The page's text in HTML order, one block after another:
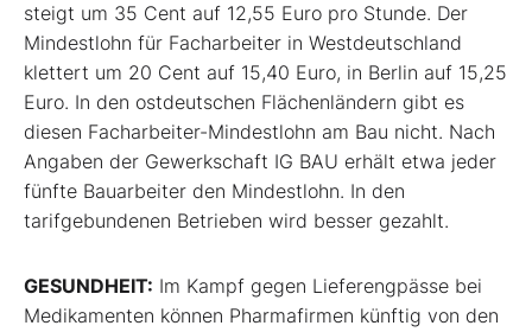
steigt um 35 Cent auf 12,55 Euro pro Stunde. Der
Mindestlohn für Facharbeiter in Westdeutschland
klettert um 20 Cent auf 15,40 Euro, in Berlin auf 15,25
Euro. In den ostdeutschen Flächenländern gibt es
diesen Facharbeiter-Mindestlohn am Bau nicht. Nach
Angaben der Gewerkschaft IG BAU erhält etwa jeder
fünfte Bauarbeiter den Mindestlohn. In den
tarifgebundenen Betrieben wird besser gezahlt.
GESUNDHEIT: Im Kampf gegen Lieferengpässe bei
Medikamenten können Pharmafirmen künftig von den